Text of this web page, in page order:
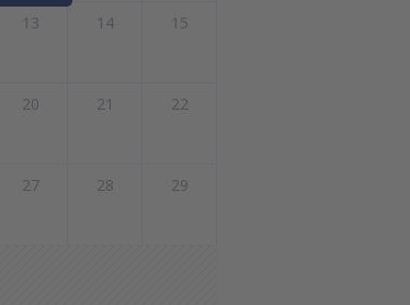
13 14 15
20 21 22
27 28 29